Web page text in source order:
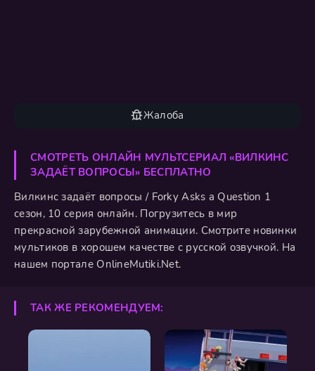
Жалоба
СМОТРЕТЬ ОНЛАЙН МУЛЬТСЕРИАЛ «ВИЛКИНС
ЗАДАЁТ ВОПРОСЫ» БЕСПЛАТНО
Вилкинс задаёт вопросы / Forky Asks a Question 1
сезон, 10 серия онлайн. Погрузитесь в мир
прекрасной зарубежной анимации. Смотрите новинки
мультиков в хорошем качестве с русской озвучкой. На
нашем портале OnlineMutiki.Net.
ТАК ЖЕ РЕКОМЕНДУЕМ: